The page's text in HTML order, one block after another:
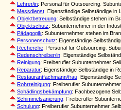
Lehrer/in: Personal für Outsourcing.
Messdienst: Eigenständige Selbständige
Objektbetreuung: Selbständige stehen im
Objektschutz: Subunternehmer in der
Pädagogik: Subunternehmer stehen im
Personenschutz: Eigenständige
Recherche: Personal für Outsourcing.
Redenschreiber/in: Eigenständige
Reinigung: Freiberufler Subunternehmer
Reparatur: Eigenständige Selbständige in
Restaurantfachmann/frau: Eigenständige
Rohrreinigung: Freiberufler
Schädlingsbekämpfung: Fachbezogene
Schimmelsanierung: Freiberufler
Schulung: Freiberufler Subunternehmer